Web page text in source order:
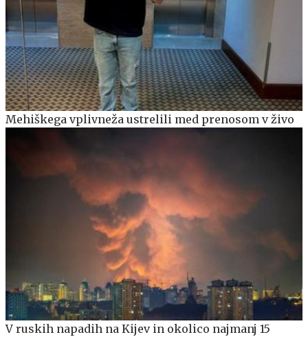
Mehiškega vplivneža ustrelili med prenosom v živo
V ruskih napadih na Kijev in okolico najmanj 15